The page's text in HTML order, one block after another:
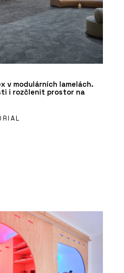
v modulárních lamelách.
i rozčlenit prostor na